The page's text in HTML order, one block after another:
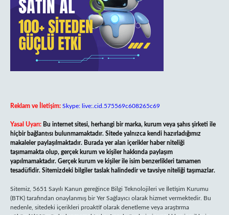
Reklam ve İletişim: Skype: live:.cid.575569c608265c69
Yasal Uyarı: Bu internet sitesi, herhangi bir marka, kurum veya şahıs şirketi ile
hiçbir bağlantısı bulunmamaktadır. Sitede yalnızca kendi hazırladığımız
makaleler paylaşılmaktadır. Burada yer alan içerikler haber niteliği
taşımamakta olup, gerçek kurum ve kişiler hakkında paylaşım
yapılmamaktadır. Gerçek kurum ve kişiler ile isim benzerlikleri tamamen
tesadüfidir. Sitemizdeki bilgiler taslak halindedir ve tavsiye niteliği taşımazlar.
Sitemiz, 5651 Sayılı Kanun gereğince Bilgi Teknolojileri ve İletişim Kurumu
(BTK) tarafından onaylanmış bir Yer Sağlayıcı olarak hizmet vermektedir. Bu
nedenle, sitedeki içerikleri proaktif olarak denetleme veya araştırma